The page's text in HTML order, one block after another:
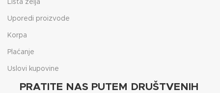
Lista želja
Uporedi proizvode
Korpa
Plaćanje
Uslovi kupovine
PRATITE NAS PUTEM DRUŠTVENIH